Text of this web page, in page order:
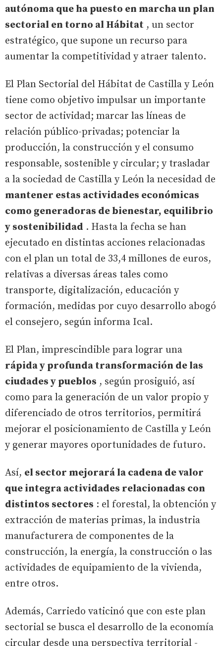
autónoma que ha puesto en marcha un plan
sectorial en torno al Hábitat , un sector
estratégico, que supone un recurso para
aumentar la competitividad y atraer talento.
El Plan Sectorial del Hábitat de Castilla y León
tiene como objetivo impulsar un importante
sector de actividad; marcar las líneas de
relación público-privadas; potenciar la
producción, la construcción y el consumo
responsable, sostenible y circular; y trasladar
a la sociedad de Castilla y León la necesidad de
mantener estas actividades económicas
como generadoras de bienestar, equilibrio
y sostenibilidad . Hasta la fecha se han
ejecutado en distintas acciones relacionadas
con el plan un total de 33,4 millones de euros,
relativas a diversas áreas tales como
transporte, digitalización, educación y
formación, medidas por cuyo desarrollo abogó
el consejero, según informa Ical.
El Plan, imprescindible para lograr una
rápida y profunda transformación de las
ciudades y pueblos , según prosiguió, así
como para la generación de un valor propio y
diferenciado de otros territorios, permitirá
mejorar el posicionamiento de Castilla y León
y generar mayores oportunidades de futuro.
Así, el sector mejorará la cadena de valor
que integra actividades relacionadas con
distintos sectores : el forestal, la obtención y
extracción de materias primas, la industria
manufacturera de componentes de la
construcción, la energía, la construcción o las
actividades de equipamiento de la vivienda,
entre otros.
Además, Carriedo vaticinó que con este plan
sectorial se busca el desarrollo de la economía
circular desde una perspectiva territorial -